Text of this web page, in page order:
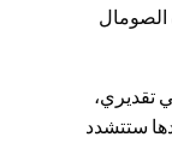
الصومال
تقديري،
ستتشدد